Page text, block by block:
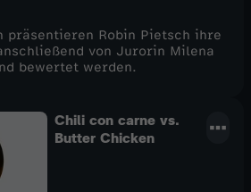
präsentieren Robin Pietsch ihre
von Jurorin Milena
bewertet werden.
Chili con carne vs.
Butter Chicken